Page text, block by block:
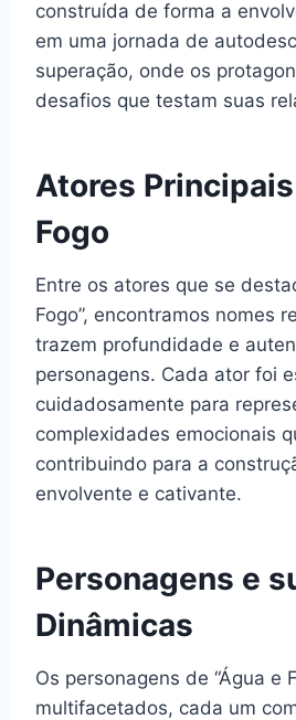
construída de forma a
em uma jornada de
superação, onde os
desafios que testam suas
Atores
Fogo
Entre os atores que se
Fogo”, encontramos nomes
trazem profundidade e
personagens. Cada ator foi
cuidadosamente para
complexidades emocionais
contribuindo para a
envolvente e cativante.
Personagens e
Dinâmicas
Os personagens de “Água e
multifacetados, cada um